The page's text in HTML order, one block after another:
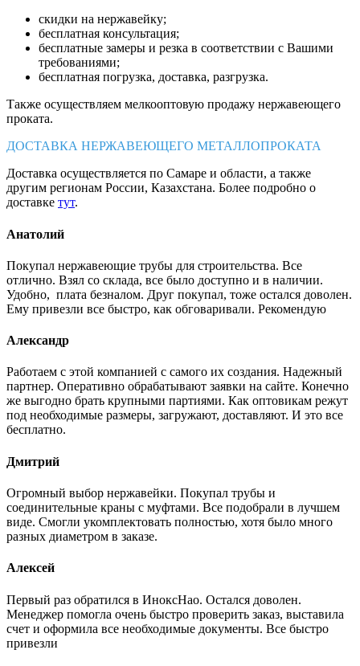
скидки на нержавейку;
бесплатная консультация;
бесплатные замеры и резка в соответствии с Вашими
требованиями;
бесплатная погрузка, доставка, разгрузка.
Также осуществляем мелкооптовую продажу нержавеющего
проката.
ДОСТАВКА НЕРЖАВЕЮЩЕГО МЕТАЛЛОПРОКАТА
Доставка осуществляется по Самаре и области, а также
другим регионам России, Казахстана. Более подробно о
доставке тут.
Анатолий
Покупал нержавеющие трубы для строительства. Все
отлично. Взял со склада, все было доступно и в наличии.
Удобно, плата безналом. Друг покупал, тоже остался доволен.
Ему привезли все быстро, как обговаривали. Рекомендую
Александр
Работаем с этой компанией с самого их создания. Надежный
партнер. Оперативно обрабатывают заявки на сайте. Конечно
же выгодно брать крупными партиями. Как оптовикам режут
под необходимые размеры, загружают, доставляют. И это все
бесплатно.
Дмитрий
Огромный выбор нержавейки. Покупал трубы и
соединительные краны с муфтами. Все подобрали в лучшем
виде. Смогли укомплектовать полностью, хотя было много
разных диаметром в заказе.
Алексей
Первый раз обратился в ИноксНао. Остался доволен.
Менеджер помогла очень быстро проверить заказ, выставила
счет и оформила все необходимые документы. Все быстро
привезли